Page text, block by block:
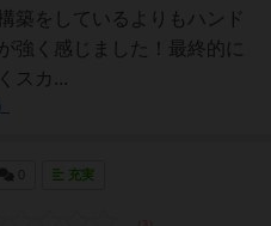
築をしているよりもハンド
強く感じました！最終的に
スカ...
充実